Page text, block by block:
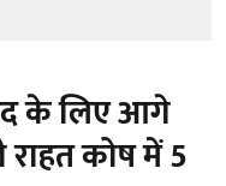
के लिए आगे
कोष में 5